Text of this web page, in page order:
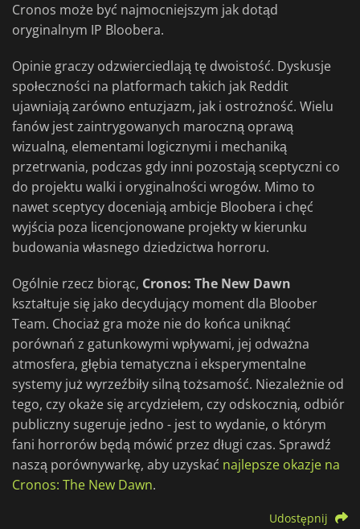
Cronos może być najmocniejszym jak dotąd
oryginalnym IP Bloobera.
Opinie graczy odzwierciedlają tę dwoistość. Dyskusje
społeczności na platformach takich jak Reddit
ujawniają zarówno entuzjazm, jak i ostrożność. Wielu
fanów jest zaintrygowanych maroczną oprawą
wizualną, elementami logicznymi i mechaniką
przetrwania, podczas gdy inni pozostają sceptyczni co
do projektu walki i oryginalności wrogów. Mimo to
nawet sceptycy doceniają ambicje Bloobera i chęć
wyjścia poza licencjonowane projekty w kierunku
budowania własnego dziedzictwa horroru.
Ogólnie rzecz biorąc, Cronos: The New Dawn
kształtuje się jako decydujący moment dla Bloober
Team. Chociaż gra może nie do końca uniknąć
porównań z gatunkowymi wpływami, jej odważna
atmosfera, głębia tematyczna i eksperymentalne
systemy już wyrzeźbiły silną tożsamość. Niezależnie od
tego, czy okaże się arcydziełem, czy odskocznią, odbiór
publiczny sugeruje jedno - jest to wydanie, o którym
fani horrorów będą mówić przez długi czas. Sprawdź
naszą porównywarkę, aby uzyskać najlepsze okazje na
Cronos: The New Dawn.
Udostępnij